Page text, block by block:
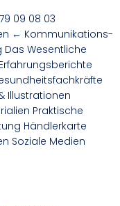
09 08 03
← Kommunikations-
Das Wesentliche
Illustrationen
Praktische
Händlerkarte
Soziale Medien